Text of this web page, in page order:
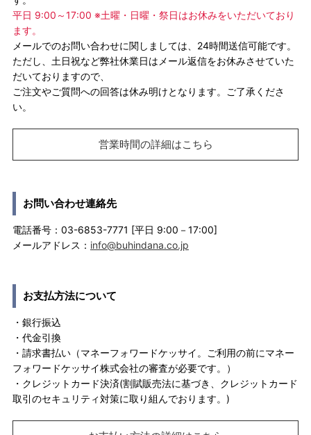
平日 9:00～17:00 ※土曜・日曜・祭日はお休みをいただいており
ます。
メールでのお問い合わせに関しましては、24時間送信可能です。
ただし、土日祝など弊社休業日はメール返信をお休みさせていた
だいておりますので、
ご注文やご質問への回答は休み明けとなります。ご了承くださ
い。
営業時間の詳細はこちら
お問い合わせ連絡先
電話番号：03-6853-7771 [平日 9:00－17:00]
メールアドレス： info@buhindana.co.jp
お支払方法について
・銀行振込
・代金引換
・請求書払い（マネーフォワードケッサイ。ご利用の前にマネー
フォワードケッサイ株式会社の審査が必要です。）
・クレジットカード決済(割賦販売法に基づき、クレジットカード
取引のセキュリティ対策に取り組んでおります。)